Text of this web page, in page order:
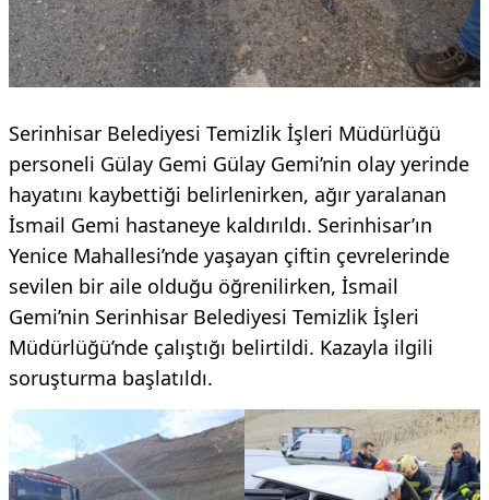
Serinhisar Belediyesi Temizlik İşleri Müdürlüğü
personeli Gülay Gemi Gülay Gemi’nin olay yerinde
hayatını kaybettiği belirlenirken, ağır yaralanan
İsmail Gemi hastaneye kaldırıldı. Serinhisar’ın
Yenice Mahallesi’nde yaşayan çiftin çevrelerinde
sevilen bir aile olduğu öğrenilirken, İsmail
Gemi’nin Serinhisar Belediyesi Temizlik İşleri
Müdürlüğü’nde çalıştığı belirtildi. Kazayla ilgili
soruşturma başlatıldı.